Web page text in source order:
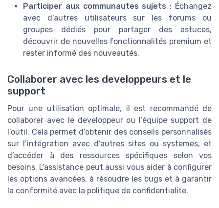
Participer aux communautes sujets : Échangez
avec d’autres utilisateurs sur les forums ou
groupes dédiés pour partager des astuces,
découvrir de nouvelles fonctionnalités premium et
rester informé des nouveautés.
Collaborer avec les developpeurs et le
support
Pour une utilisation optimale, il est recommandé de
collaborer avec le developpeur ou l’équipe support de
l’outil. Cela permet d’obtenir des conseils personnalisés
sur l’intégration avec d’autres sites ou systemes, et
d’accéder à des ressources spécifiques selon vos
besoins. L’assistance peut aussi vous aider à configurer
les options avancées, à résoudre les bugs et à garantir
la conformité avec la politique de confidentialite.